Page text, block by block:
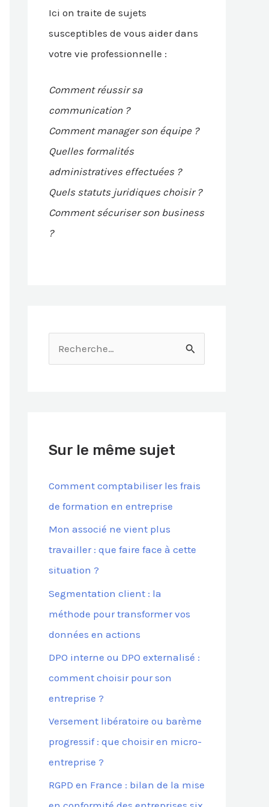
Ici on traite de sujets
susceptibles de vous aider dans
votre vie professionnelle :
Comment réussir sa
communication ?
Comment manager son équipe ?
Quelles formalités
administratives effectuées ?
Quels statuts juridiques choisir ?
Comment sécuriser son business
?
r
r
:
Sur le même sujet
Comment comptabiliser les frais
de formation en entreprise
Mon associé ne vient plus
travailler : que faire face à cette
situation ?
Segmentation client : la
méthode pour transformer vos
données en actions
DPO interne ou DPO externalisé :
comment choisir pour son
entreprise ?
Versement libératoire ou barème
progressif : que choisir en micro-
entreprise ?
RGPD en France : bilan de la mise